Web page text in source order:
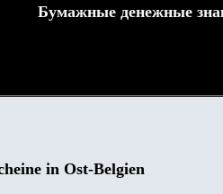
Бумажные денежные
in Ost-Belgien